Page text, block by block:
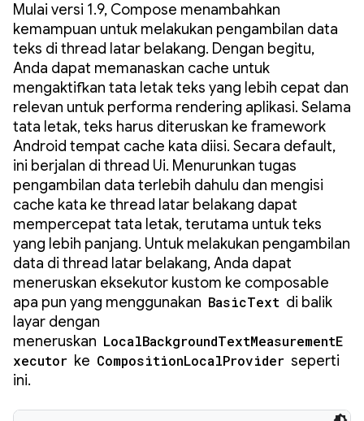
Mulai versi 1.9, Compose menambahkan
kemampuan untuk melakukan pengambilan data
teks di thread latar belakang. Dengan begitu,
Anda dapat memanaskan cache untuk
mengaktifkan tata letak teks yang lebih cepat dan
relevan untuk performa rendering aplikasi. Selama
tata letak, teks harus diteruskan ke framework
Android tempat cache kata diisi. Secara default,
ini berjalan di thread Ui. Menurunkan tugas
pengambilan data terlebih dahulu dan mengisi
cache kata ke thread latar belakang dapat
mempercepat tata letak, terutama untuk teks
yang lebih panjang. Untuk melakukan pengambilan
data di thread latar belakang, Anda dapat
meneruskan eksekutor kustom ke composable
apa pun yang menggunakan BasicText di balik
layar dengan
meneruskan LocalBackgroundTextMeasurementE
xecutor ke CompositionLocalProvider seperti
ini.